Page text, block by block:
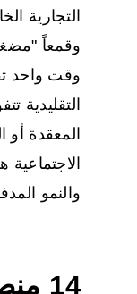
التجارية
وقمعاً
وقت واحد
التقليدية
المعقدة أو
الاجتماعية هي
والنمو المدفوع
منصة